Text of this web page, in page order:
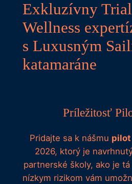
Exkluzívny
Wellness
s Luxusným
katamaráne
Príležitosť
Pridajte sa k nášmu pilot
2026, ktorý je
partnerské školy, ako je
nízkym rizikom vám